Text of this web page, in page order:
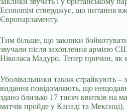
Economist стверджує, що питання
Європарламенту.
Тим більше, що заклики
звучали після захоплення армією
Ніколаса Мадуро. Тепер причин, як
Уболівальники також страйкують –
видання повідомляють, що
здано близько 17 тисяч квитків на
матчів пройде у Канаді та Мексиці).